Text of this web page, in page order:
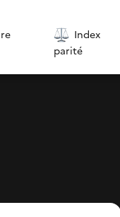
Index
parité